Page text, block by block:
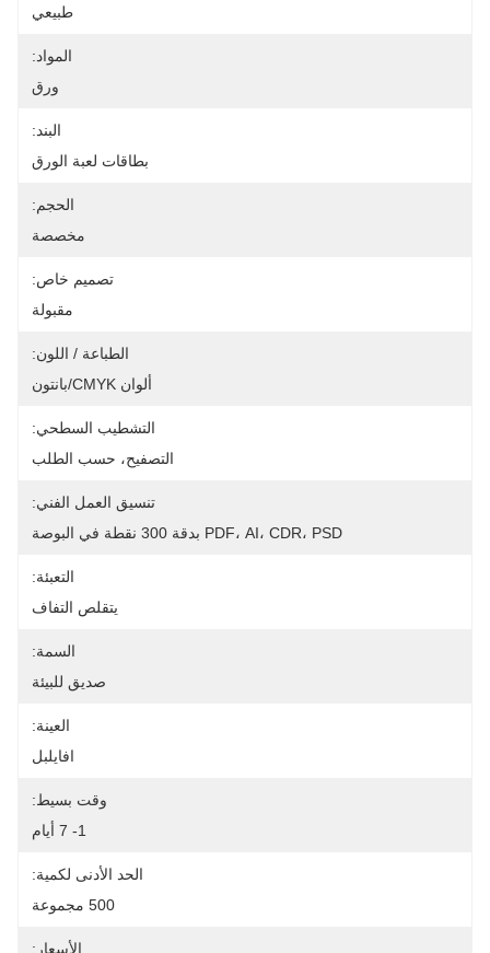
طبيعي
المواد:
ورق
البند:
بطاقات لعبة الورق
الحجم:
مخصصة
تصميم خاص:
مقبولة
الطباعة / اللون:
ألوان CMYK/بانتون
التشطيب السطحي:
التصفيح، حسب الطلب
تنسيق العمل الفني:
PDF، AI، CDR، PSD بدقة 300 نقطة في البوصة
التعبئة:
يتقلص التفاف
السمة:
صديق للبيئة
العينة:
افايلبل
وقت بسيط:
1- 7 أيام
الحد الأدنى لكمية:
500 مجموعة
الأسعار: